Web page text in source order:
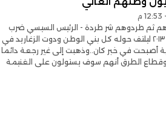
ثم طردوهم شر طردة - الرئيس السيسي ضرب
ضربة الخلاص يوم ٣٠ يونيو ٢٠١٣ ليلتف حوله كل بني الوطن ودوت الزغاريد في
أصبحت في خبر كان..وذهبت إلى غير رجعة دائما
وقطاع الطرق أنهم سوف يستولون على الغنيمة